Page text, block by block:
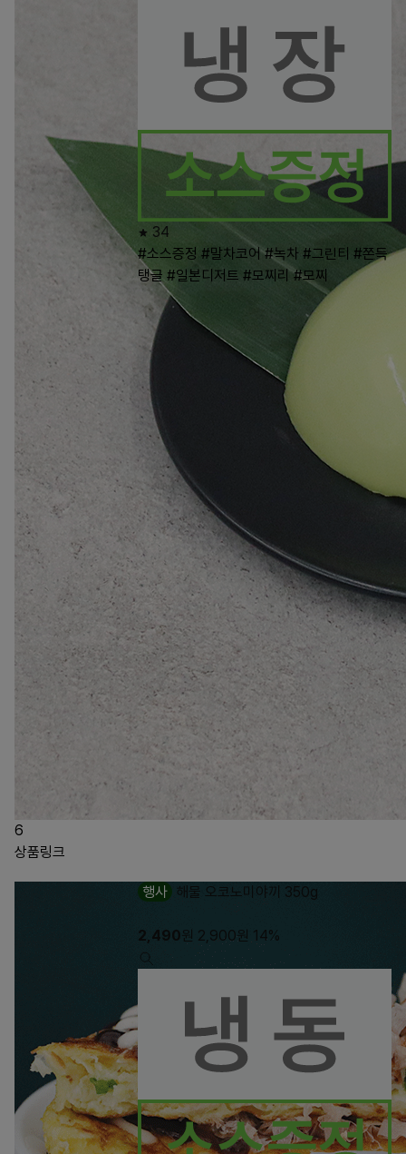
6
34
#소스증정 #말차코어 #녹차 #그린티 #쫀득
탱글 #일본디저트 #모찌리 #모찌
상품링크
행사 해물 오코노미야끼 350g
2,490원 2,900원 14%